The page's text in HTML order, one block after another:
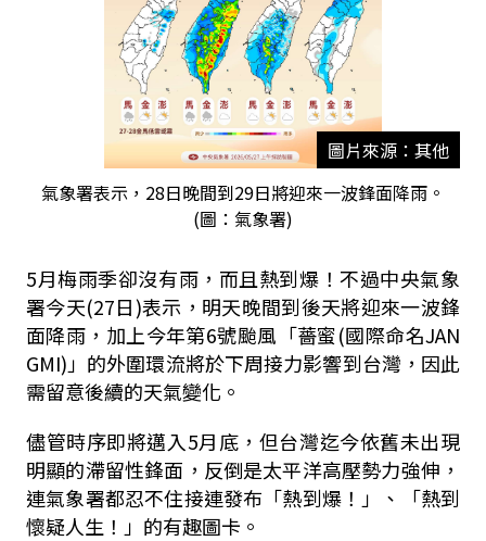
圖片來源：其他
氣象署表示，28日晚間到29日將迎來一波鋒面降雨。
(圖：氣象署)
5月梅雨季卻沒有雨，而且熱到爆！不過中央氣象
署今天(27日)表示，明天晚間到後天將迎來一波鋒
面降雨，加上今年第6號颱風「薔蜜(國際命名JAN
GMI)」的外圍環流將於下周接力影響到台灣，因此
需留意後續的天氣變化。
儘管時序即將邁入5月底，但台灣迄今依舊未出現
明顯的滯留性鋒面，反倒是太平洋高壓勢力強伸，
連氣象署都忍不住接連發布「熱到爆！」、「熱到
懷疑人生！」的有趣圖卡。